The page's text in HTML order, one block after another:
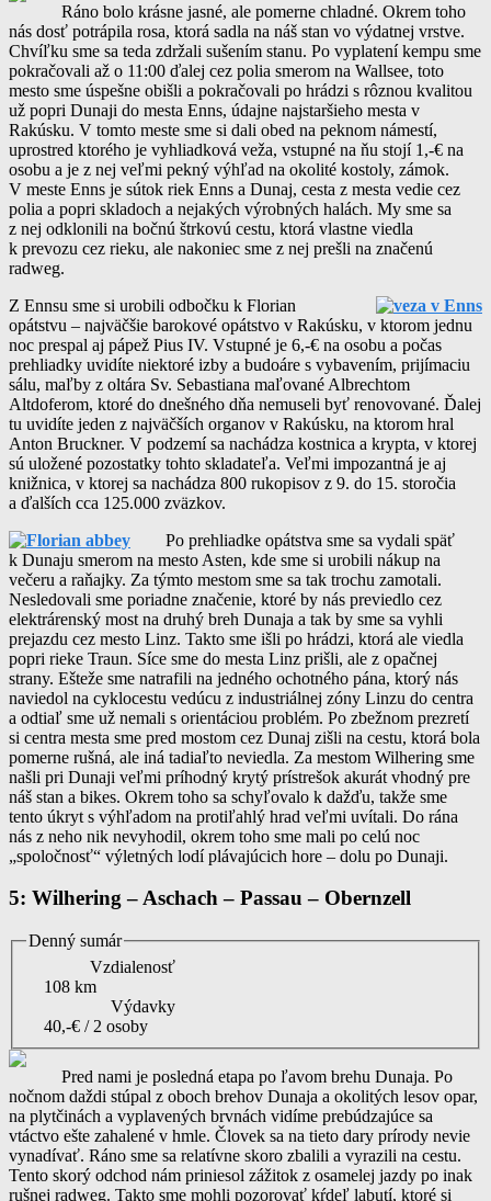
Ráno bolo krásne jasné, ale pomerne chladné. Okrem toho
nás dosť potrápila rosa, ktorá sadla na náš stan vo výdatnej vrstve.
Chvíľku sme sa teda zdržali sušením stanu. Po vyplatení kempu sme
pokračovali až o 11:00 ďalej cez polia smerom na Wallsee, toto
mesto sme úspešne obišli a pokračovali po hrádzi s rôznou kvalitou
už popri Dunaji do mesta Enns, údajne najstaršieho mesta v
Rakúsku. V tomto meste sme si dali obed na peknom námestí,
uprostred ktorého je vyhliadková veža, vstupné na ňu stojí 1,-€ na
osobu a je z nej veľmi pekný výhľad na okolité kostoly, zámok.
V meste Enns je sútok riek Enns a Dunaj, cesta z mesta vedie cez
polia a popri skladoch a nejakých výrobných halách. My sme sa
z nej odklonili na bočnú štrkovú cestu, ktorá vlastne viedla
k prevozu cez rieku, ale nakoniec sme z nej prešli na značenú
radweg.
Z Ennsu sme si urobili odbočku k Florian
opátstvu – najväčšie barokové opátstvo v Rakúsku, v ktorom jednu
noc prespal aj pápež Pius IV. Vstupné je 6,-€ na osobu a počas
prehliadky uvidíte niektoré izby a budoáre s vybavením, prijímaciu
sálu, maľby z oltára Sv. Sebastiana maľované Albrechtom
Altdoferom, ktoré do dnešného dňa nemuseli byť renovované. Ďalej
tu uvidíte jeden z najväčších organov v Rakúsku, na ktorom hral
Anton Bruckner. V podzemí sa nachádza kostnica a krypta, v ktorej
sú uložené pozostatky tohto skladateľa. Veľmi impozantná je aj
knižnica, v ktorej sa nachádza 800 rukopisov z 9. do 15. storočia
a ďalších cca 125.000 zväzkov.
Po prehliadke opátstva sme sa vydali späť
k Dunaju smerom na mesto Asten, kde sme si urobili nákup na
večeru a raňajky. Za týmto mestom sme sa tak trochu zamotali.
Nesledovali sme poriadne značenie, ktoré by nás previedlo cez
elektrárenský most na druhý breh Dunaja a tak by sme sa vyhli
prejazdu cez mesto Linz. Takto sme išli po hrádzi, ktorá ale viedla
popri rieke Traun. Síce sme do mesta Linz prišli, ale z opačnej
strany. Ešteže sme natrafili na jedného ochotného pána, ktorý nás
naviedol na cyklocestu vedúcu z industriálnej zóny Linzu do centra
a odtiaľ sme už nemali s orientáciou problém. Po zbežnom prezretí
si centra mesta sme pred mostom cez Dunaj zišli na cestu, ktorá bola
pomerne rušná, ale iná tadiaľto neviedla. Za mestom Wilhering sme
našli pri Dunaji veľmi príhodný krytý prístrešok akurát vhodný pre
náš stan a bikes. Okrem toho sa schyľovalo k dažďu, takže sme
tento úkryt s výhľadom na protiľahlý hrad veľmi uvítali. Do rána
nás z neho nik nevyhodil, okrem toho sme mali po celú noc
„spoločnosť“ výletných lodí plávajúcich hore – dolu po Dunaji.
5: Wilhering – Aschach – Passau – Obernzell
Denný sumár
Vzdialenosť
108 km
Výdavky
40,-€ / 2 osoby
Pred nami je posledná etapa po ľavom brehu Dunaja. Po
nočnom daždi stúpal z oboch brehov Dunaja a okolitých lesov opar,
na plytčinách a vyplavených brvnách vidíme prebúdzajúce sa
vtáctvo ešte zahalené v hmle. Človek sa na tieto dary prírody nevie
vynadívať. Ráno sme sa relatívne skoro zbalili a vyrazili na cestu.
Tento skorý odchod nám priniesol zážitok z osamelej jazdy po inak
rušnej radweg. Takto sme mohli pozorovať kŕdeľ labutí, ktoré si